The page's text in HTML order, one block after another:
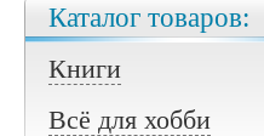
Каталог товаров:
Книги
Всё для хобби